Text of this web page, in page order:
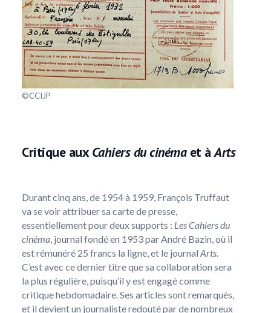
©CCIJP
Critique auxCahiers du cinéma et àArts
Durant cinq ans, de 1954 à 1959, François Truffaut
va se voir attribuer sa carte de presse,
essentiellement pour deux supports : Les Cahiers du
cinéma, journal fondé en 1953 par André Bazin, où il
est rémunéré 25 francs la ligne, et le journal Arts.
C’est avec ce dernier titre que sa collaboration sera
la plus régulière, puisqu’il y est engagé comme
critique hebdomadaire. Ses articles sont remarqués,
et il devient un journaliste redouté par de nombreux